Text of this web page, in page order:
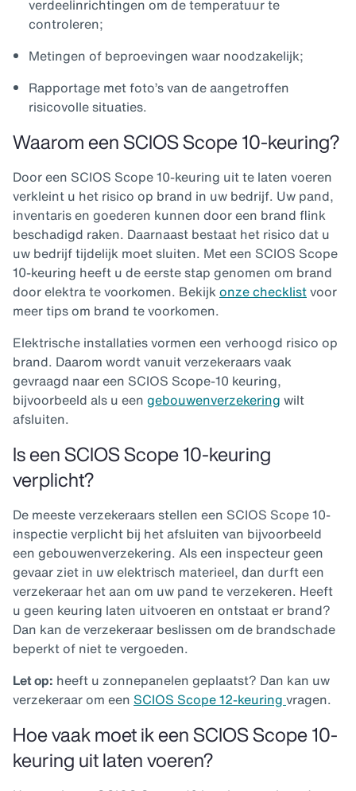
verdeelinrichtingen om de temperatuur te
controleren;
Metingen of beproevingen waar noodzakelijk;
Rapportage met foto’s van de aangetroffen
risicovolle situaties.
Waarom een SCIOS Scope 10-keuring?
Door een SCIOS Scope 10-keuring uit te laten voeren
verkleint u het risico op brand in uw bedrijf. Uw pand,
inventaris en goederen kunnen door een brand flink
beschadigd raken. Daarnaast bestaat het risico dat u
uw bedrijf tijdelijk moet sluiten. Met een SCIOS Scope
10-keuring heeft u de eerste stap genomen om brand
door elektra te voorkomen. Bekijkonze checklistvoor
meer tips om brand te voorkomen.
Elektrische installaties vormen een verhoogd risico op
brand. Daarom wordt vanuit verzekeraars vaak
gevraagd naar een SCIOS Scope-10 keuring,
bijvoorbeeld als u een gebouwenverzekering wilt
afsluiten.
Is een SCIOS Scope 10-keuring
verplicht?
De meeste verzekeraars stellen een SCIOS Scope 10-
inspectie verplicht bij het afsluiten van bijvoorbeeld
een gebouwenverzekering. Als een inspecteur geen
gevaar ziet in uw elektrisch materieel, dan durft een
verzekeraar het aan om uw pand te verzekeren. Heeft
u geen keuring laten uitvoeren en ontstaat er brand?
Dan kan de verzekeraar beslissen om de brandschade
beperkt of niet te vergoeden.
Let op: heeft u zonnepanelen geplaatst? Dan kan uw
verzekeraar om een SCIOS Scope 12-keuring vragen.
Hoe vaak moet ik een SCIOS Scope 10-
keuring uit laten voeren?